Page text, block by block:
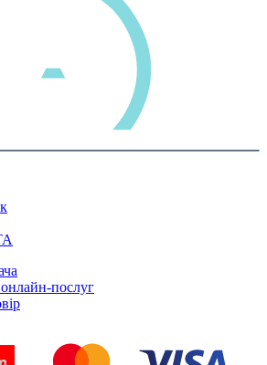
послуг